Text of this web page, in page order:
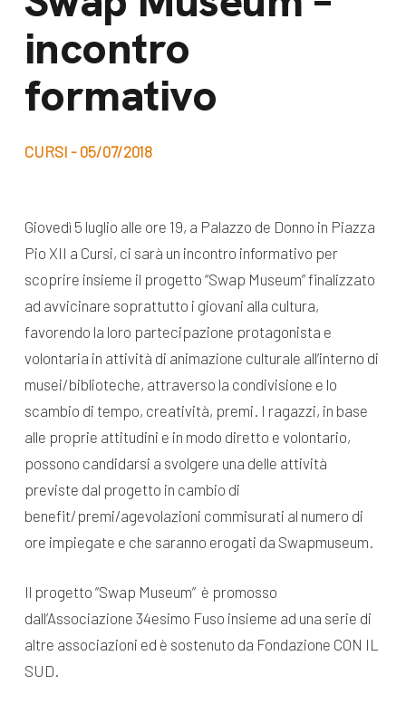
incontro
formativo
CURSI - 05/07/2018
Giovedì 5 luglio alle ore 19, a Palazzo de Donno in Piazza
Pio XII a Cursi, ci sarà un incontro informativo per
scoprire insieme il progetto “Swap Museum” finalizzato
ad avvicinare soprattutto i giovani alla cultura,
favorendo la loro partecipazione protagonista e
volontaria in attività di animazione culturale all’interno di
musei/biblioteche, attraverso la condivisione e lo
scambio di tempo, creatività, premi. I ragazzi, in base
alle proprie attitudini e in modo diretto e volontario,
possono candidarsi a svolgere una delle attività
previste dal progetto in cambio di
benefit/premi/agevolazioni commisurati al numero di
ore impiegate e che saranno erogati da Swapmuseum.
Il progetto “Swap Museum” è promosso
dall’Associazione 34esimo Fuso insieme ad una serie di
altre associazioni ed è sostenuto da Fondazione CON IL
SUD.
Lavora con noi
Bilancio di
missione
appuntamenti
Appuntamenti
dal Sud
e blog progetti
Seguici sui social: